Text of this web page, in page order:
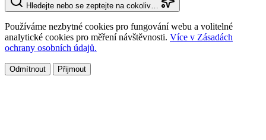
Hledejte nebo se zeptejte na cokoliv…
Používáme nezbytné cookies pro fungování webu a volitelné
analytické cookies pro měření návštěvnosti. Více v Zásadách
ochrany osobních údajů.
Odmítnout Přijmout